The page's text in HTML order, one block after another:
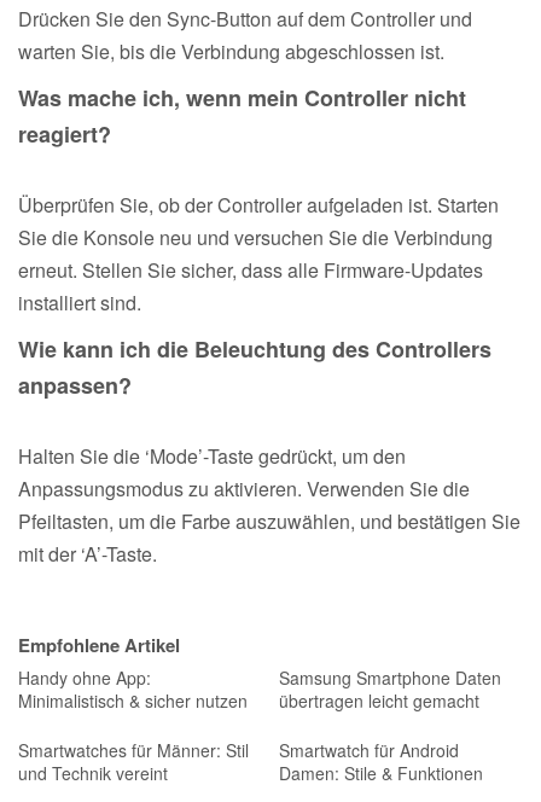
Drücken Sie den Sync-Button auf dem Controller und
warten Sie, bis die Verbindung abgeschlossen ist.
Was mache ich, wenn mein Controller nicht
reagiert?
Überprüfen Sie, ob der Controller aufgeladen ist. Starten
Sie die Konsole neu und versuchen Sie die Verbindung
erneut. Stellen Sie sicher, dass alle Firmware-Updates
installiert sind.
Wie kann ich die Beleuchtung des Controllers
anpassen?
Halten Sie die ‘Mode’-Taste gedrückt, um den
Anpassungsmodus zu aktivieren. Verwenden Sie die
Pfeiltasten, um die Farbe auszuwählen, und bestätigen Sie
mit der ‘A’-Taste.
Empfohlene Artikel
Handy ohne App:
Minimalistisch & sicher nutzen
Samsung Smartphone Daten
übertragen leicht gemacht
Smartwatches für Männer: Stil
und Technik vereint
Smartwatch für Android
Damen: Stile & Funktionen